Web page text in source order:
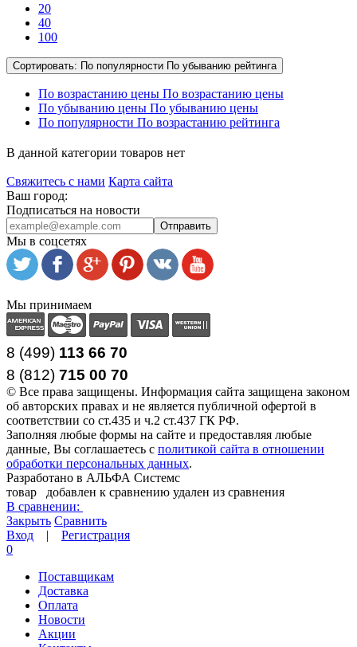
20
40
100
Сортировать: По популярности По убыванию рейтинга
По возрастанию цены По возрастанию цены
По убыванию цены По убыванию цены
По популярности По возрастанию рейтинга
В данной категории товаров нет
Свяжитесь с нами Карта сайта
Ваш город:
Подписаться на новости
Отправить
Мы в соцсетях
Мы принимаем
8 (499) 113 66 70
8 (812) 715 00 70
© Все права защищены. Информация сайта защищена законом
об авторских правах и не является публичной офертой в
соответствии со ст.435 и ч.2 ст.437 ГК РФ.
Заполняя любые формы на сайте и предоставляя любые
данные, Вы соглашаетесь с политикой сайта в отношении
обработки персональных данных.
Разработано в АЛЬФА Системс
товар
добавлен к сравнению удален из сравнения
В сравнении:
Закрыть Сравнить
Вход | Регистрация
0
Поставщикам
Доставка
Оплата
Новости
Акции